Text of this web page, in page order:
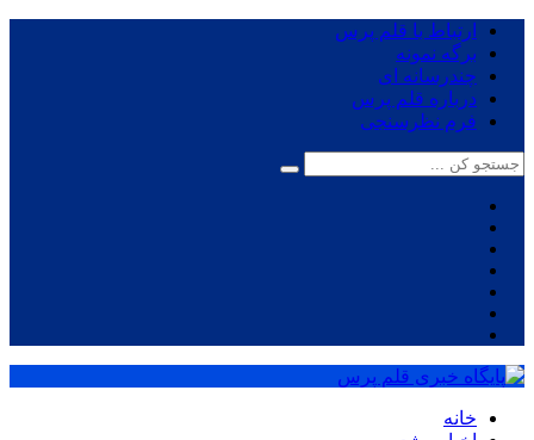
ارتباط با قلم پرس
برگه نمونه
چندرسانه ای
درباره قلم پرس
فرم نظرسنجی
خانه